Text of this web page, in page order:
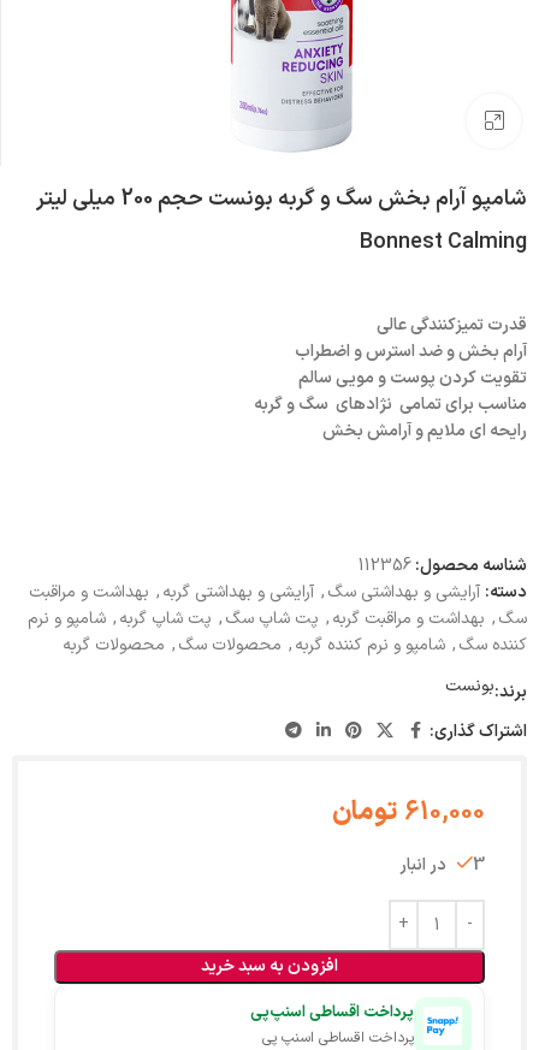
شامپو آرام بخش سگ و گربه بونست حجم 200 میلی لیتر
Bonnest Calming
قدرت تمیزکنندگی عالی
آرام بخش و ضد استرس و اضطراب
تقویت کردن پوست و مویی سالم
مناسب برای تمامی نژادهای سگ و گربه
رایحه ای ملایم و آرامش بخش
شناسه محصول:112356
دسته: آرایشی و بهداشتی سگ, آرایشی و بهداشتی گربه, بهداشت و مراقبت
سگ, بهداشت و مراقبت گربه, پت شاپ سگ, پت شاپ گربه, شامپو و نرم
کننده سگ, شامپو و نرم کننده گربه, محصولات سگ, محصولات گربه
برند:بونست
اشتراک گذاری:
610,000 تومان
3 در انبار
افزودن به سبد خرید
پرداخت اقساطی اسنپ‌پی
پرداخت اقساطی اسنپ پی